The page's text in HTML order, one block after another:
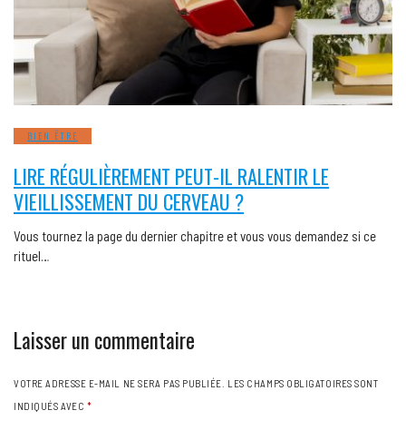
BIEN ÊTRE
LIRE RÉGULIÈREMENT PEUT-IL RALENTIR LE
VIEILLISSEMENT DU CERVEAU ?
Vous tournez la page du dernier chapitre et vous vous demandez si ce
rituel…
Laisser un commentaire
VOTRE ADRESSE E-MAIL NE SERA PAS PUBLIÉE.
LES CHAMPS OBLIGATOIRES SONT
INDIQUÉS AVEC *